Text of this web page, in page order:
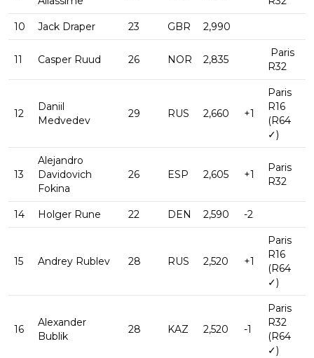
10 Jack Draper 23 GBR 2,990
11 Casper Ruud 26 NOR 2,835
Paris
R32
12
Daniil
Medvedev
29 RUS 2,660 +1
Paris
R16
(R64
✓)
13
Alejandro
Davidovich
Fokina
26 ESP 2,605 +1
Paris
R32
14 Holger Rune 22 DEN 2,590 -2
15 Andrey Rublev 28 RUS 2,520 +1
Paris
R16
(R64
✓)
16
Alexander
Bublik
28 KAZ 2,520 -1
Paris
R32
(R64
✓)